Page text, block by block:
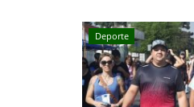
Deporte